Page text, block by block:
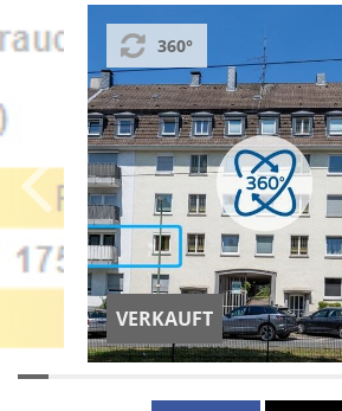
VERKAUFT
360°